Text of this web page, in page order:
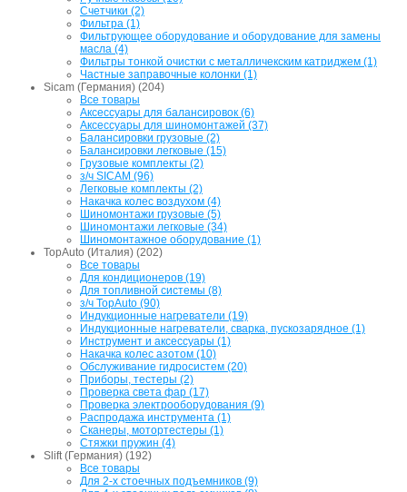
Счетчики (2)
Фильтра (1)
Фильтрующее оборудование и оборудование для замены
масла (4)
Фильтры тонкой очистки с металличекским катриджем (1)
Частные заправочные колонки (1)
Sicam (Германия) (204)
Все товары
Аксессуары для балансировок (6)
Аксессуары для шиномонтажей (37)
Балансировки грузовые (2)
Балансировки легковые (15)
Грузовые комплекты (2)
з/ч SICAM (96)
Легковые комплекты (2)
Накачка колес воздухом (4)
Шиномонтажи грузовые (5)
Шиномонтажи легковые (34)
Шиномонтажное оборудование (1)
TopAuto (Италия) (202)
Все товары
Для кондиционеров (19)
Для топливной системы (8)
з/ч TopAuto (90)
Индукционные нагреватели (19)
Индукционные нагреватели, сварка, пускозарядное (1)
Инструмент и аксессуары (1)
Накачка колес азотом (10)
Обслуживание гидросистем (20)
Приборы, тестеры (2)
Проверка света фар (17)
Проверка электрооборудования (9)
Распродажа инструмента (1)
Сканеры, мотортестеры (1)
Стяжки пружин (4)
Slift (Германия) (192)
Все товары
Для 2-х стоечных подъемников (9)